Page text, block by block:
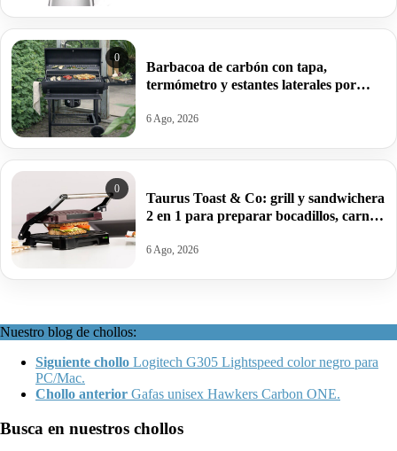
0
Barbacoa de carbón con tapa,
termómetro y estantes laterales por
6 Ago, 2026
0
Taurus Toast & Co: grill y sandwichera
2 en 1 para preparar bocadillos, carnes
6 Ago, 2026
Nuestro blog de chollos:
Siguiente chollo Logitech G305 Lightspeed color negro para
PC/Mac.
Chollo anterior Gafas unisex Hawkers Carbon ONE.
Busca en nuestros chollos